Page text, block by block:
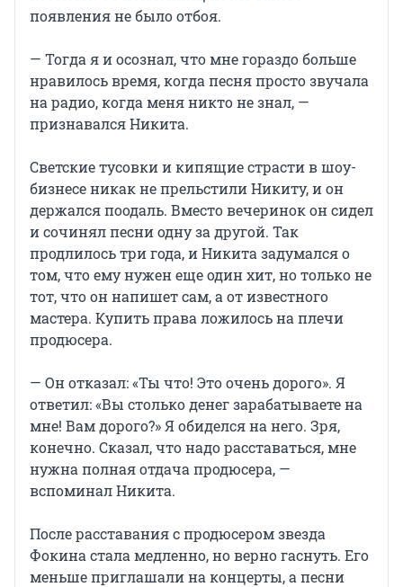
появления не было отбоя.
— Тогда я и осознал, что мне гораздо больше
нравилось время, когда песня просто звучала
на радио, когда меня никто не знал, —
признавался Никита.
Светские тусовки и кипящие страсти в шоу-
бизнесе никак не прельстили Никиту, и он
держался поодаль. Вместо вечеринок он сидел
и сочинял песни одну за другой. Так
продлилось три года, и Никита задумался о
том, что ему нужен еще один хит, но только не
тот, что он напишет сам, а от известного
мастера. Купить права ложилось на плечи
продюсера.
— Он отказал: «Ты что! Это очень дорого». Я
ответил: «Вы столько денег зарабатываете на
мне! Вам дорого?» Я обиделся на него. Зря,
конечно. Сказал, что надо расставаться, мне
нужна полная отдача продюсера, —
вспоминал Никита.
После расставания с продюсером звезда
Фокина стала медленно, но верно гаснуть. Его
меньше приглашали на концерты, а песни